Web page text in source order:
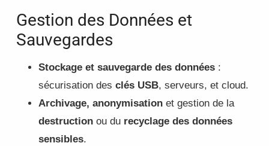
Gestion des Données et
Sauvegardes
Stockage et sauvegarde des données:
sécurisation des clés USB, serveurs, et cloud.
Archivage, anonymisationet gestion de la
destructionou du recyclage des données
sensibles.